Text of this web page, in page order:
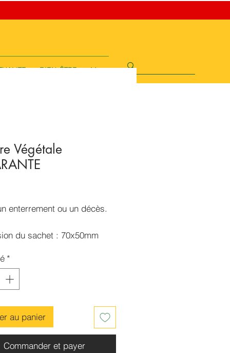
BIEN-ÊTRE More
Végétale
enterrement ou un décès.
du sachet : 70x50mm
*
au panier
Commander et payer